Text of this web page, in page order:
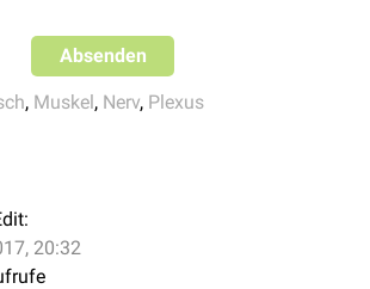
Absenden
, Muskel, Nerv, Plexus
20:32